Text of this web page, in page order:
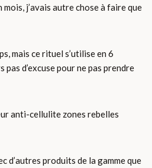
mois, j’avais autre chose à faire que
mais ce rituel s’utilise en 6
d’excuse pour ne pas prendre
anti-cellulite zones rebelles
d’autres produits de la gamme que